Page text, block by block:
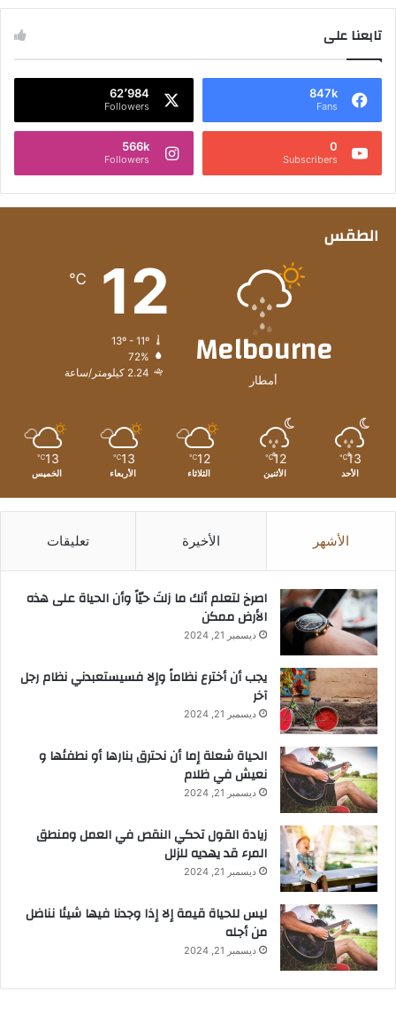
تابعنا على
847k
Fans
62٬984
Followers
0
Subscribers
566k
Followers
الطقس
Melbourne
أمطار
12
℃
13º - 11º
72%
2.24 كيلومتر/ساعة
13
℃
الأحد
12
℃
الأثنين
12
℃
الثلاثاء
13
℃
الأربعاء
13
℃
الخميس
الأشهر الأخيرة تعليقات
‫اصرخ لتعلم أنك ما زلتَ حيّاً وأن الحياة على هذه
الأرض ممكن
ديسمبر 21, 2024
يجب أن أخترع نظاماً وإلا فسيستعبدني نظام رجل
آخر
ديسمبر 21, 2024
الحياة شعلة إما أن نحترق بنارها أو نطفئها و
نعيش في ظلام
ديسمبر 21, 2024
زيادة القول تحكي النقص في العمل ومنطق
المرء قد يهديه للزلل
ديسمبر 21, 2024
ليس للحياة قيمة إلا إذا وجدنا فيها شيئا نناضل
من أجله
ديسمبر 21, 2024